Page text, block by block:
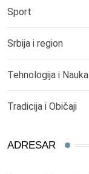
Sport
Srbija i region
Tehnologija i Nauka
Tradicija i Običaji
ADRESAR